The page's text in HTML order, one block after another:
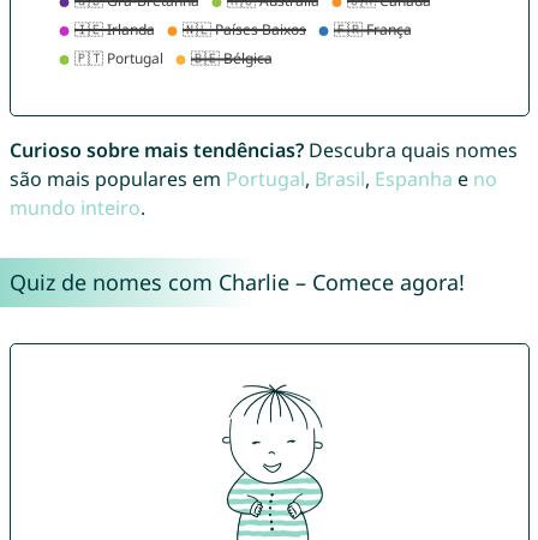
Curioso sobre mais tendências?Descubra quais nomes
são mais populares em Portugal, Brasil, Espanha e no
mundo inteiro.
Quiz de nomes com Charlie – Comece agora!